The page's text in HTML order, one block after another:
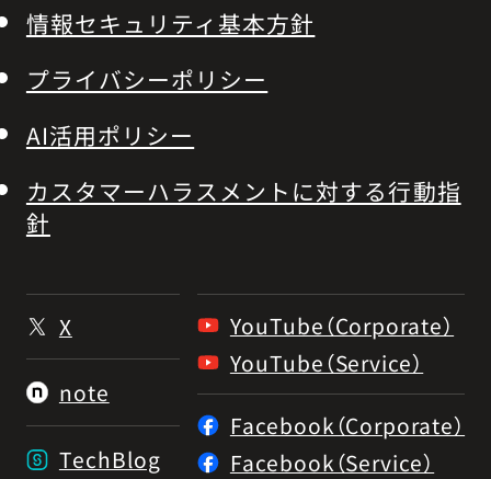
情報セキュリティ基本方針
プライバシーポリシー
AI活用ポリシー
カスタマーハラスメントに対する行動指
針
X
note
TechBlog
YouTube（Corporate）
YouTube（Service）
Facebook（Corporate）
Facebook（Service）